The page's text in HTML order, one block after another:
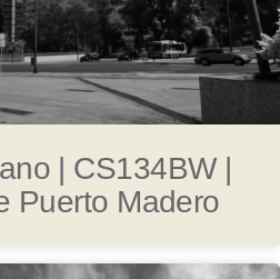
| CS134BW |
Puerto Madero